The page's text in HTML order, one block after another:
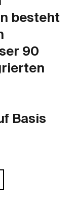
besteht
90
Basis